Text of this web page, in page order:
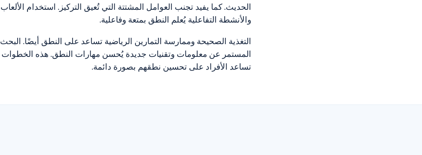
الحديث. كما يفيد تجنب العوامل المشتتة التي تُعيق التركيز. استخدام الألعاب
والأنشطة التفاعلية يُعلم النطق بمتعة وفاعلية.
التغذية الصحيحة وممارسة التمارين الرياضية تساعد على النطق أيضًا. البحث
المستمر عن معلومات وتقنيات جديدة يُحسن مهارات النطق. هذه الخطوات
تساعد الأفراد على تحسين نطقهم بصورة دائمة.